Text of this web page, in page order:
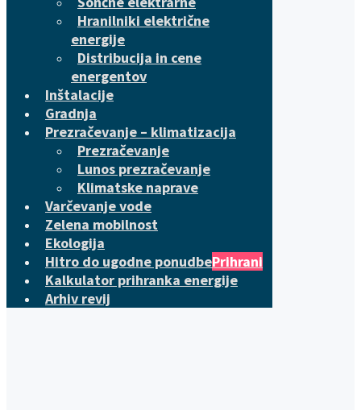
Hranilniki električne
energije
Distribucija in cene
energentov
Inštalacije
Gradnja
Prezračevanje – klimatizacija
Prezračevanje
Lunos prezračevanje
Klimatske naprave
Varčevanje vode
Zelena mobilnost
Ekologija
Hitro do ugodne ponudbePrihrani
Kalkulator prihranka energije
Arhiv revij